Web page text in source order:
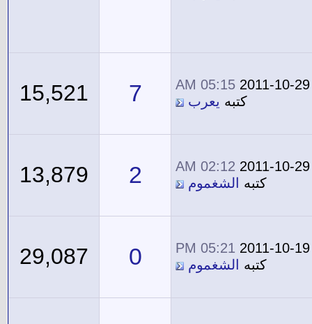
2011-10-29
05:15 AM
كتبه يعرب 7
15,521
2011-10-29
02:12 AM
كتبه
الشغموم 2
13,879
2011-10-19
05:21 PM
كتبه
الشغموم 0
29,087